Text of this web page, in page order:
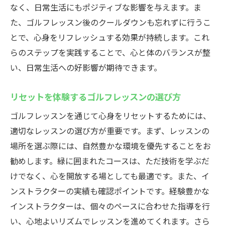
ゴルフレッスンがもたらすリカバリーの効
果
心と体をリカバリーするためのゴルフレッ
スン
ゴルフレッスンでリカバリーを加速する技
クニック
ゴルフレッスンでリカバリーを実現する方
ゴルフレッスンがもたらす心身の再生
忙しい日常を忘れるゴルフレッスンの癒し効果
日常を離れたゴルフレッスンの癒し
ゴルフレッスンで日常の喧騒を忘れる方法
なく、日常生活にもポジティブな影響を与えます。ま
た、ゴルフレッスン後のクールダウンも忘れずに行うこ
とで、心身をリフレッシュする効果が持続します。これ
らのステップを実践することで、心と体のバランスが整
い、日常生活への好影響が期待できます。
リセットを体験するゴルフレッスンの選び方
ゴルフレッスンを通じて心身をリセットするためには、
適切なレッスンの選び方が重要です。まず、レッスンの
場所を選ぶ際には、自然豊かな環境を優先することをお
勧めします。緑に囲まれたコースは、ただ技術を学ぶだ
けでなく、心を開放する場としても最適です。また、イ
ンストラクターの実績も確認ポイントです。経験豊かな
インストラクターは、個々のペースに合わせた指導を行
い、心地よいリズムでレッスンを進めてくれます。さら